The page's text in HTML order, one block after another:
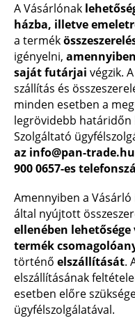
A Vásárlónak
házba, illetve
a termék
igényelni,
saját futárjai végzik.
szállítás és
minden esetben a
legrövidebb határidőn
Szolgáltató
az info@pan-trade.hu
900 0657-es
Amennyiben a
által nyújtott
ellenében
termék
történő elszállítását.
elszállításának
esetben előre
ügyfélszolgálatával.